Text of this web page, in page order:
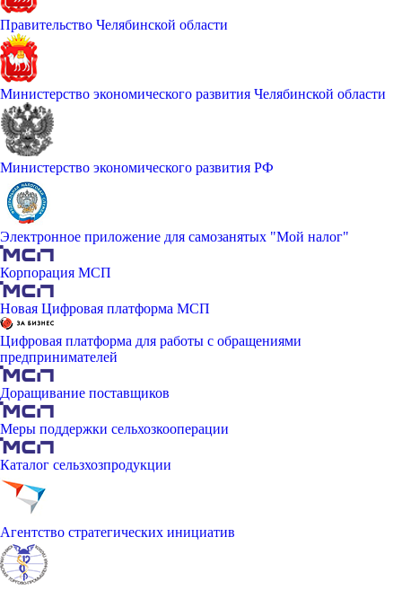
Правительство Челябинской области
Министерство экономического развития Челябинской области
Министерство экономического развития РФ
Электронное приложение для самозанятых "Мой налог"
Корпорация МСП
Новая Цифровая платформа МСП
Цифровая платформа для работы с обращениями
предпринимателей
Доращивание поставщиков
Меры поддержки сельхозкооперации
Каталог сельзхозпродукции
Агентство стратегических инициатив